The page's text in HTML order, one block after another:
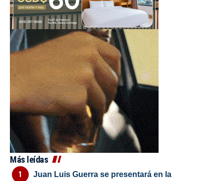
Más leídas
Juan Luis Guerra se presentará en la